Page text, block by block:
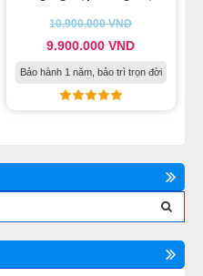
10.900.000VND
9.900.000VND
Bảo hành 1 năm, bảo trì trọn đời